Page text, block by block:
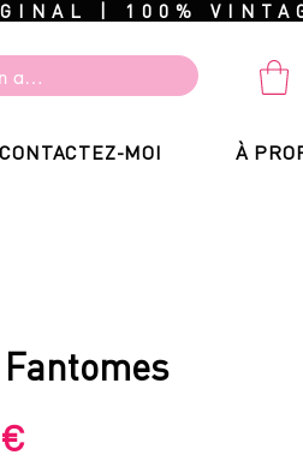
CONTACTEZ-MOI À
Fantomes
Prix